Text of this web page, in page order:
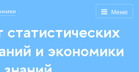
Меню
статистических
и экономики